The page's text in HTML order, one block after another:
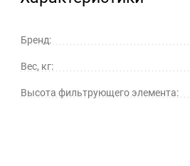
Бренд:
Вес, кг:
Высота фильтрующего элемента: